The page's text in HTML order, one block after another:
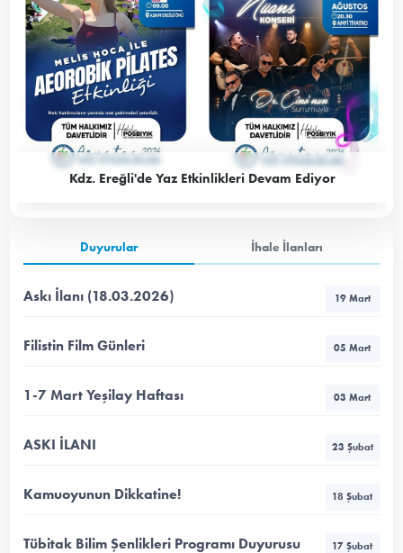
Kdz. Ereğli'de Yaz Etkinlikleri Devam Ediyor
Duyurular İhale İlanları
Askı İlanı (18.03.2026) 19 Mart
Filistin Film Günleri 05 Mart
1-7 Mart Yeşilay Haftası 03 Mart
ASKI İLANI 23 Şubat
Kamuoyunun Dikkatine! 18 Şubat
Tübitak Bilim Şenlikleri Programı Duyurusu 17 Şubat